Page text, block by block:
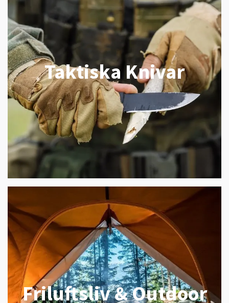
Taktiska Knivar
Friluftsliv & Outdoor